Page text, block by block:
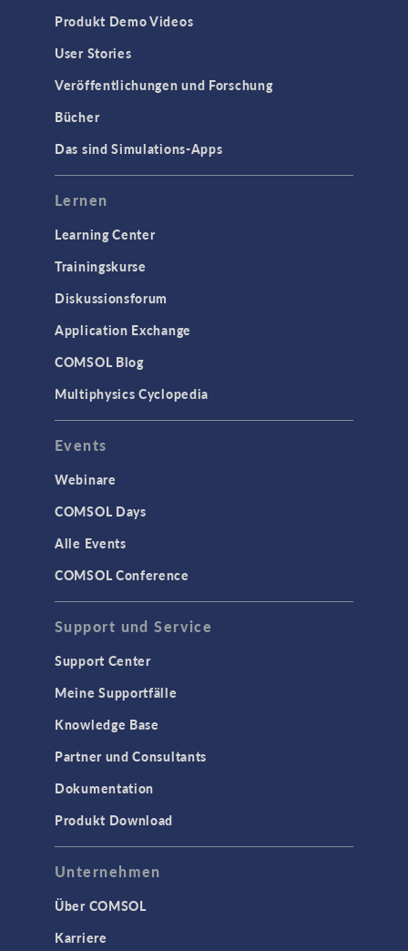
Produkt Demo Videos
User Stories
Veröffentlichungen und Forschung
Bücher
Das sind Simulations-Apps
Lernen
Learning Center
Trainingskurse
Diskussionsforum
Application Exchange
COMSOL Blog
Multiphysics Cyclopedia
Events
Webinare
COMSOL Days
Alle Events
COMSOL Conference
Support und Service
Support Center
Meine Supportfälle
Knowledge Base
Partner und Consultants
Dokumentation
Produkt Download
Unternehmen
Über COMSOL
Karriere